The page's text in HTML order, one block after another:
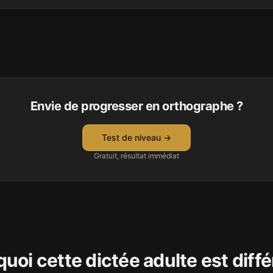
Envie de progresser en orthographe ?
Test de niveau →
Gratuit, résultat immédiat
cette dictée adulte est